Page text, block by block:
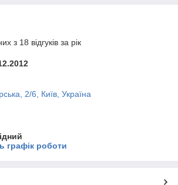
з 18 відгуків за рік
2/6, Київ, Україна
графік роботи